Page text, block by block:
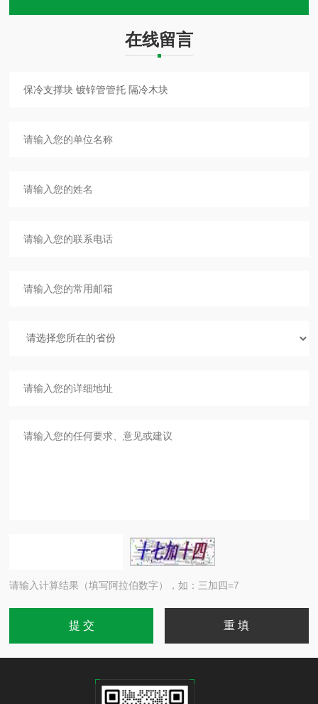
在线留言
请输入计算结果（填写阿拉伯数字），如：三加四=7